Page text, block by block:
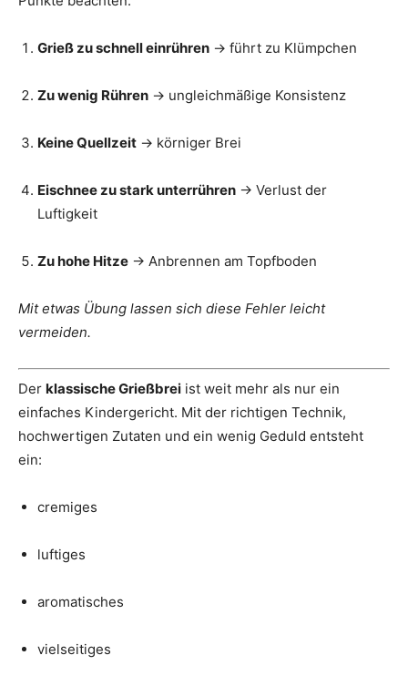
Grieß zu schnell einrühren → führt zu Klümpchen
Zu wenig Rühren → ungleichmäßige Konsistenz
Keine Quellzeit → körniger Brei
Eischnee zu stark unterrühren → Verlust der
Luftigkeit
Zu hohe Hitze → Anbrennen am Topfboden
Mit etwas Übung lassen sich diese Fehler leicht
vermeiden.
Der klassische Grießbrei ist weit mehr als nur ein
einfaches Kindergericht. Mit der richtigen Technik,
hochwertigen Zutaten und ein wenig Geduld entsteht
ein:
cremiges
luftiges
aromatisches
vielseitiges